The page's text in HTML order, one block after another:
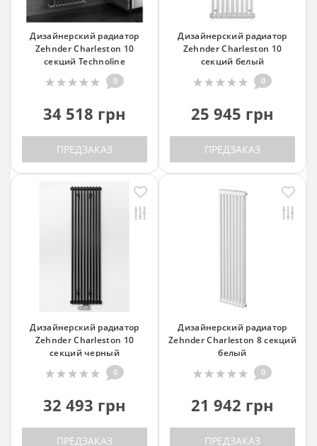
Дизайнерский радиатор
Zehnder Charleston 10
секций Technoline
0
34 518 грн
ПРЕДЗАКАЗ
Дизайнерский радиатор
Zehnder Charleston 10
секций белый
0
25 945 грн
ПРЕДЗАКАЗ
Дизайнерский радиатор
Zehnder Charleston 10
секций черный
0
32 493 грн
ПРЕДЗАКАЗ
Дизайнерский радиатор
Zehnder Charleston 8 секций
белый
0
21 942 грн
ПРЕДЗАКАЗ